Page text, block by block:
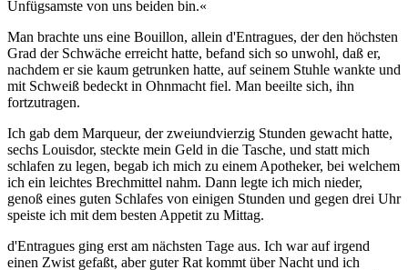
Unfügsamste von uns beiden bin.«
Man brachte uns eine Bouillon, allein d'Entragues, der den höchsten
Grad der Schwäche erreicht hatte, befand sich so unwohl, daß er,
nachdem er sie kaum getrunken hatte, auf seinem Stuhle wankte und
mit Schweiß bedeckt in Ohnmacht fiel. Man beeilte sich, ihn
fortzutragen.
Ich gab dem Marqueur, der zweiundvierzig Stunden gewacht hatte,
sechs Louisdor, steckte mein Geld in die Tasche, und statt mich
schlafen zu legen, begab ich mich zu einem Apotheker, bei welchem
ich ein leichtes Brechmittel nahm. Dann legte ich mich nieder,
genoß eines guten Schlafes von einigen Stunden und gegen drei Uhr
speiste ich mit dem besten Appetit zu Mittag.
d'Entragues ging erst am nächsten Tage aus. Ich war auf irgend
einen Zwist gefaßt, aber guter Rat kommt über Nacht und ich